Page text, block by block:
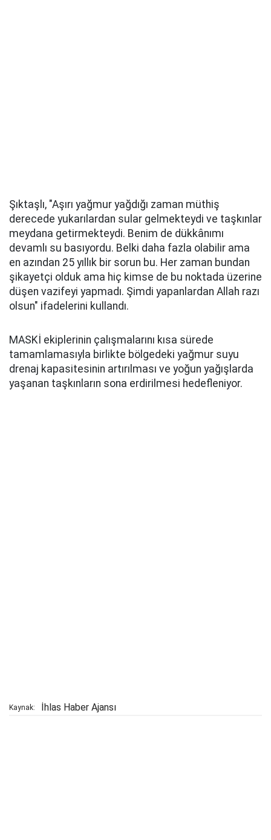
Şıktaşlı, "Aşırı yağmur yağdığı zaman müthiş
derecede yukarılardan sular gelmekteydi ve taşkınlar
meydana getirmekteydi. Benim de dükkânımı
devamlı su basıyordu. Belki daha fazla olabilir ama
en azından 25 yıllık bir sorun bu. Her zaman bundan
şikayetçi olduk ama hiç kimse de bu noktada üzerine
düşen vazifeyi yapmadı. Şimdi yapanlardan Allah razı
olsun" ifadelerini kullandı.
MASKİ ekiplerinin çalışmalarını kısa sürede
tamamlamasıyla birlikte bölgedeki yağmur suyu
drenaj kapasitesinin artırılması ve yoğun yağışlarda
yaşanan taşkınların sona erdirilmesi hedefleniyor.
Kaynak: İhlas Haber Ajansı